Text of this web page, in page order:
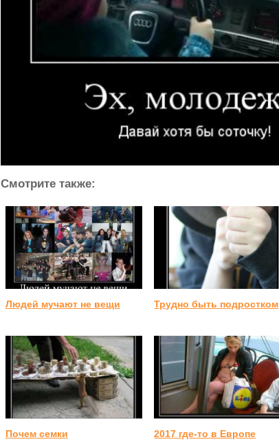
Смотрите также:
Людей мучают не вещи Трудно быть подростком
Почем семки 2017 где-то в Европе